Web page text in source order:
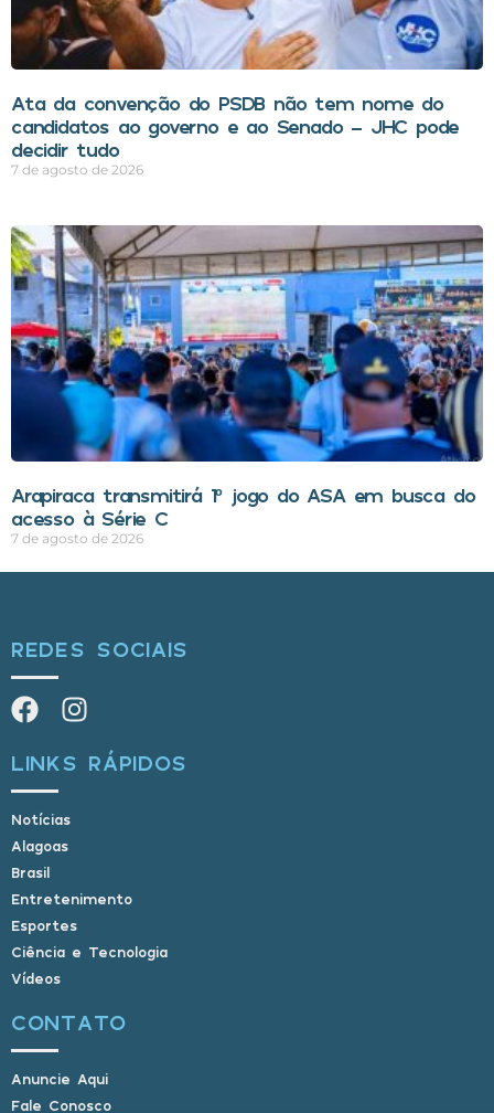
Ata da convenção do PSDB não tem nome do
candidatos ao governo e ao Senado – JHC pode
decidir tudo
7 de agosto de 2026
Arapiraca transmitirá 1º jogo do ASA em busca do
acesso à Série C
7 de agosto de 2026
REDES SOCIAIS
LINKS RÁPIDOS
Notícias
Alagoas
Brasil
Entretenimento
Esportes
Ciência e Tecnologia
Vídeos
CONTATO
Anuncie Aqui
Fale Conosco